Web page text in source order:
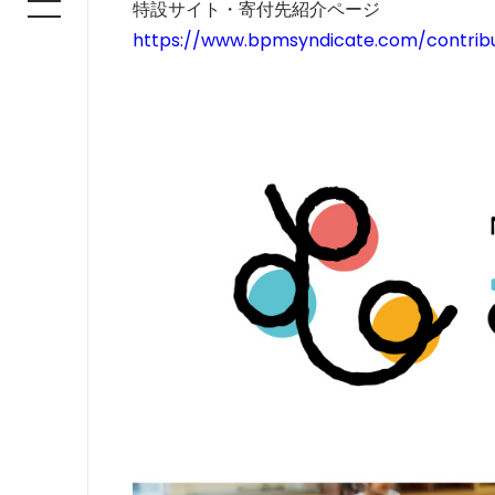
特設サイト・寄付先紹介ページ
https://www.bpmsyndicate.com/